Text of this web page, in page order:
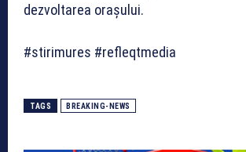
dezvoltarea orașului.
#stirimures #refleqtmedia
TAGS BREAKING-NEWS